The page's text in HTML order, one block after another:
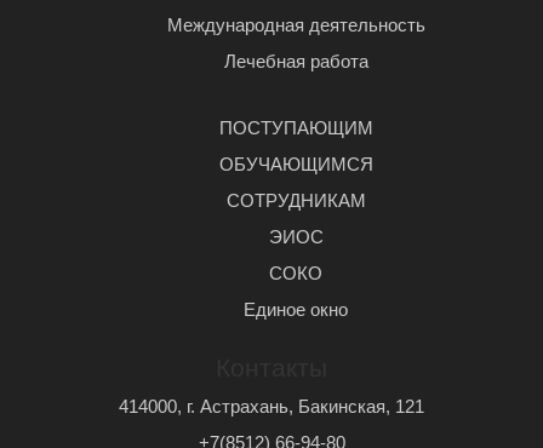
Международная деятельность
Лечебная работа
ПОСТУПАЮЩИМ
ОБУЧАЮЩИМСЯ
СОТРУДНИКАМ
ЭИОС
СОКО
Единое окно
414000, г. Астрахань, Бакинская, 121
+7(8512) 66-94-80